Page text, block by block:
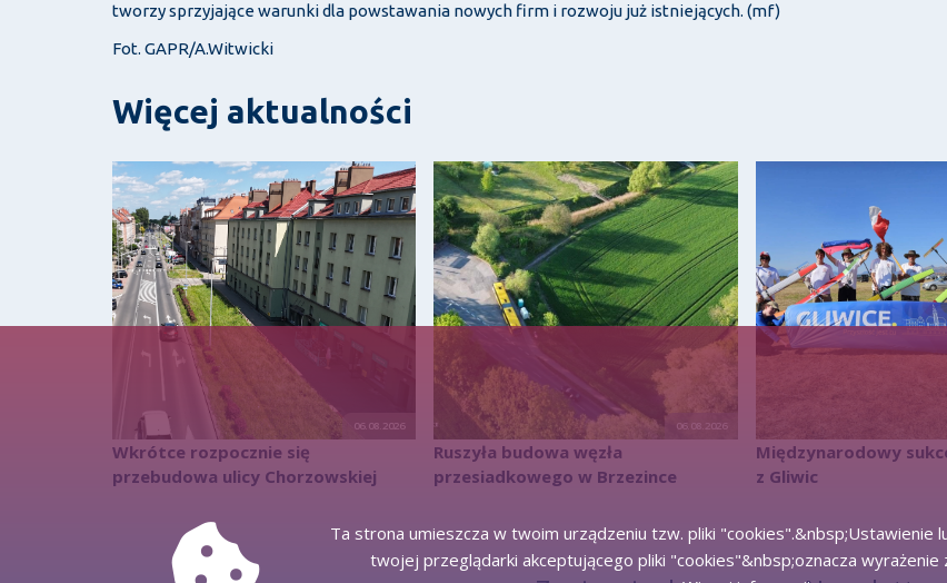
tworzy sprzyjające warunki dla powstawania nowych firm i rozwoju już istniejących. (mf)
Fot. GAPR/A.Witwicki
Więcej aktualności
06.08.2026
Wkrótce rozpocznie się
przebudowa ulicy Chorzowskiej
06.08.2026
Ruszyła budowa węzła
przesiadkowego w Brzezince
Międzynarodowy
z Gliwic
Ta strona umieszcza w twoim urządzeniu tzw. pliki "cookies".&nbsp;Ustawienie
twojej przeglądarki akceptującego pliki "cookies"&nbsp;oznacza wyrażenie